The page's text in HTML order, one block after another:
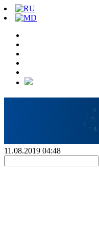
11.08.2019 04:48